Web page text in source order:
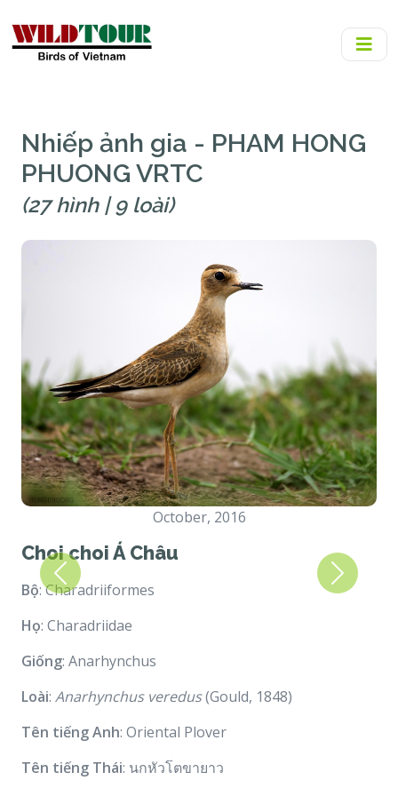
Nhiếp ảnh gia - PHAM HONG
PHUONG VRTC
(27 hình | 9 loài)
October, 2016
Choi choi Á Châu
Bộ: Charadriiformes
Họ: Charadriidae
Giống: Anarhynchus
Loài: Anarhynchus veredus(Gould, 1848)
Tên tiếng Anh: Oriental Plover
Tên tiếng Thái: นกหัวโตขายาว
Previous Next